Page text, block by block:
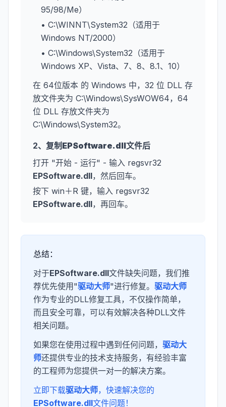
95/98/Me）
• C:\WINNT\System32（适用于
Windows NT/2000）
• C:\Windows\System32（适用于
Windows XP、Vista、7、8、8.1、10）
在 64位版本 的 Windows 中，32 位 DLL 存
放文件夹为 C:\Windows\SysWOW64，64
位 DLL 存放文件夹为
C:\Windows\System32。
2、复制 EPSoftware.dll文件后
打开 "开始 - 运行" - 输入 regsvr32
EPSoftware.dll，然后回车。
按下 win＋R 键，输入 regsvr32
EPSoftware.dll，再回车。
总结：
对于EPSoftware.dll文件缺失问题，我们推
荐优先使用"驱动大师"进行修复。 驱动大师
作为专业的DLL修复工具，不仅操作简单，
而且安全可靠，可以有效解决各种DLL文件
相关问题。
如果您在使用过程中遇到任何问题， 驱动大
师还提供专业的技术支持服务，有经验丰富
的工程师为您提供一对一的解决方案。
立即下载驱动大师，快速解决您的
EPSoftware.dll文件问题！